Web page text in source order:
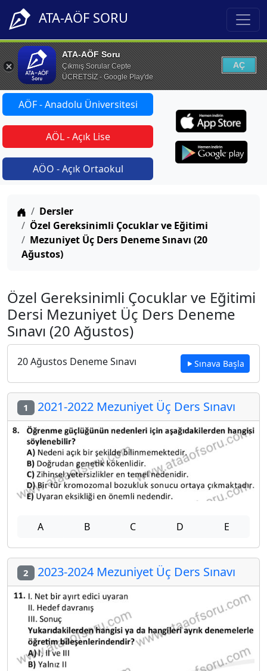
ATA-AÖF SORU
ATA-AÖF Soru
Çıkmış Sorular Cepte
ÜCRETSİZ - Google Play'de
AÇ
AÖF - Anadolu Üniversitesi
AÖL - Açık Lise
AÖO - Açık Ortaokul
Anasayfa
Dersler
Özel Gereksinimli Çocuklar ve Eğitimi
Mezuniyet Üç Ders Deneme Sınavı (20
Ağustos)
Özel Gereksinimli Çocuklar ve Eğitimi
Dersi Mezuniyet Üç Ders Deneme
Sınavı (20 Ağustos)
20 Ağustos Deneme Sınavı Sınava Başla
1 2021-2022 Mezuniyet Üç Ders Sınavı
A B C D E
2 2023-2024 Mezuniyet Üç Ders Sınavı